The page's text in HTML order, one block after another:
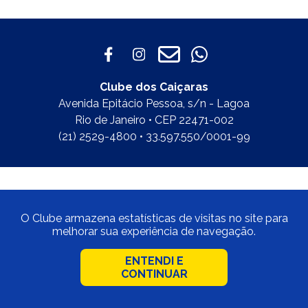
Clube dos Caiçaras
Avenida Epitácio Pessoa, s/n - Lagoa
Rio de Janeiro • CEP 22471-002
(21) 2529-4800 • 33.597.550/0001-99
O Clube armazena estatísticas de visitas no site para
melhorar sua experiência de navegação.
ENTENDI E
CONTINUAR